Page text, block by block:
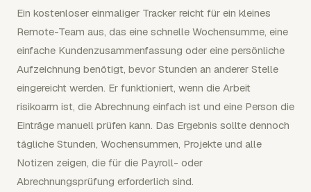
Ein kostenloser einmaliger Tracker reicht für ein kleines
Remote-Team aus, das eine schnelle Wochensumme, eine
einfache Kundenzusammenfassung oder eine persönliche
Aufzeichnung benötigt, bevor Stunden an anderer Stelle
eingereicht werden. Er funktioniert, wenn die Arbeit
risikoarm ist, die Abrechnung einfach ist und eine Person die
Einträge manuell prüfen kann. Das Ergebnis sollte dennoch
tägliche Stunden, Wochensummen, Projekte und alle
Notizen zeigen, die für die Payroll- oder
Abrechnungsprüfung erforderlich sind.